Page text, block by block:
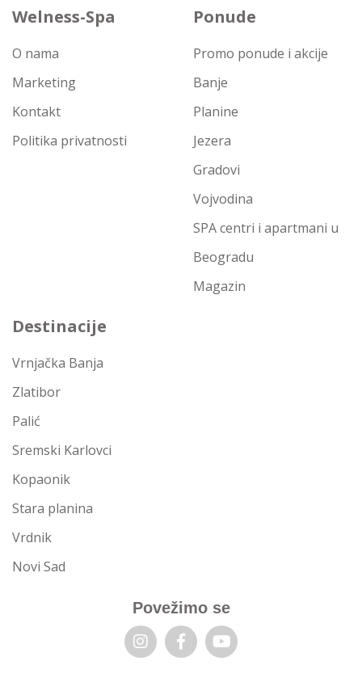
Welness-Spa
O nama
Marketing
Kontakt
Politika privatnosti
Ponude
Promo ponude i akcije
Banje
Planine
Jezera
Gradovi
Vojvodina
SPA centri i apartmani u
Beogradu
Magazin
Destinacije
Vrnjačka Banja
Zlatibor
Palić
Sremski Karlovci
Kopaonik
Stara planina
Vrdnik
Novi Sad
Povežimo se